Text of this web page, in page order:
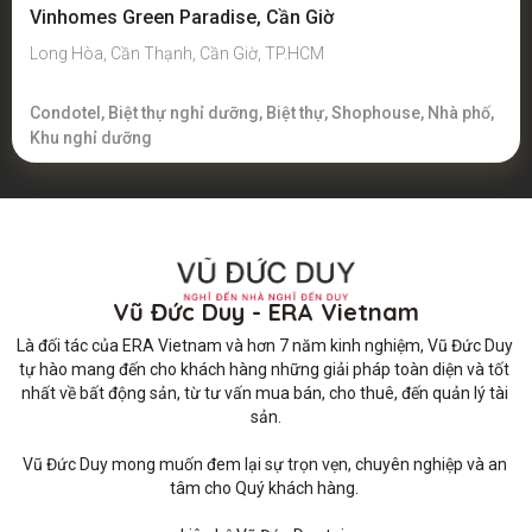
Vinhomes Green Paradise, Cần Giờ
Long Hòa, Cần Thạnh, Cần Giờ, TP.HCM
Condotel, Biệt thự nghỉ dưỡng, Biệt thự, Shophouse, Nhà phố,
Khu nghỉ dưỡng
Vũ Đức Duy - ERA Vietnam
Là đối tác của ERA Vietnam và hơn 7 năm kinh nghiệm, Vũ Đức Duy
tự hào mang đến cho khách hàng những giải pháp toàn diện và tốt
nhất về bất động sản, từ tư vấn mua bán, cho thuê, đến quản lý tài
sản.
Vũ Đức Duy mong muốn đem lại sự trọn vẹn, chuyên nghiệp và an
tâm cho Quý khách hàng.